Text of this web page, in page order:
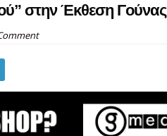
στην Έκθεση Γούνας